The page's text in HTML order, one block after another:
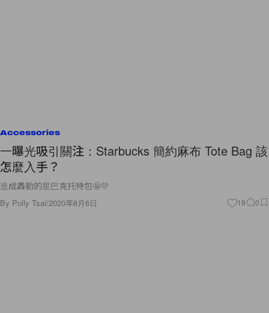
Accessories
一曝光吸引關注：Starbucks 簡約麻布 Tote Bag 該
怎麼入手？
造成轟動的星巴克托特包🤩💛
By Polly Tsai/2020年8月6日 19 0